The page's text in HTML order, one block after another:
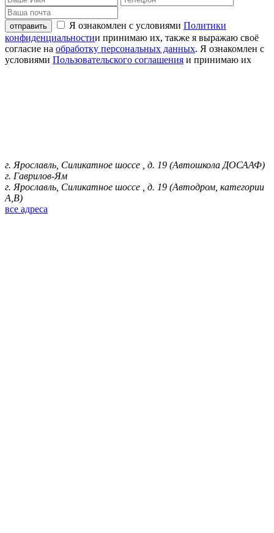
отправить Я ознакомлен с условиями Политики
конфиденциальностии принимаю их, также я выражаю своё
согласие на обработку персональных данных. Я ознакомлен с
условиями Пользовательского соглашения и принимаю их
г. Ярославль, Силикатное шоссе , д. 19 (Автошкола ДОСААФ)
г. Гаврилов-Ям
г. Ярославль, Силикатное шоссе , д. 19 (Автодром, категории
А,В)
все адреса